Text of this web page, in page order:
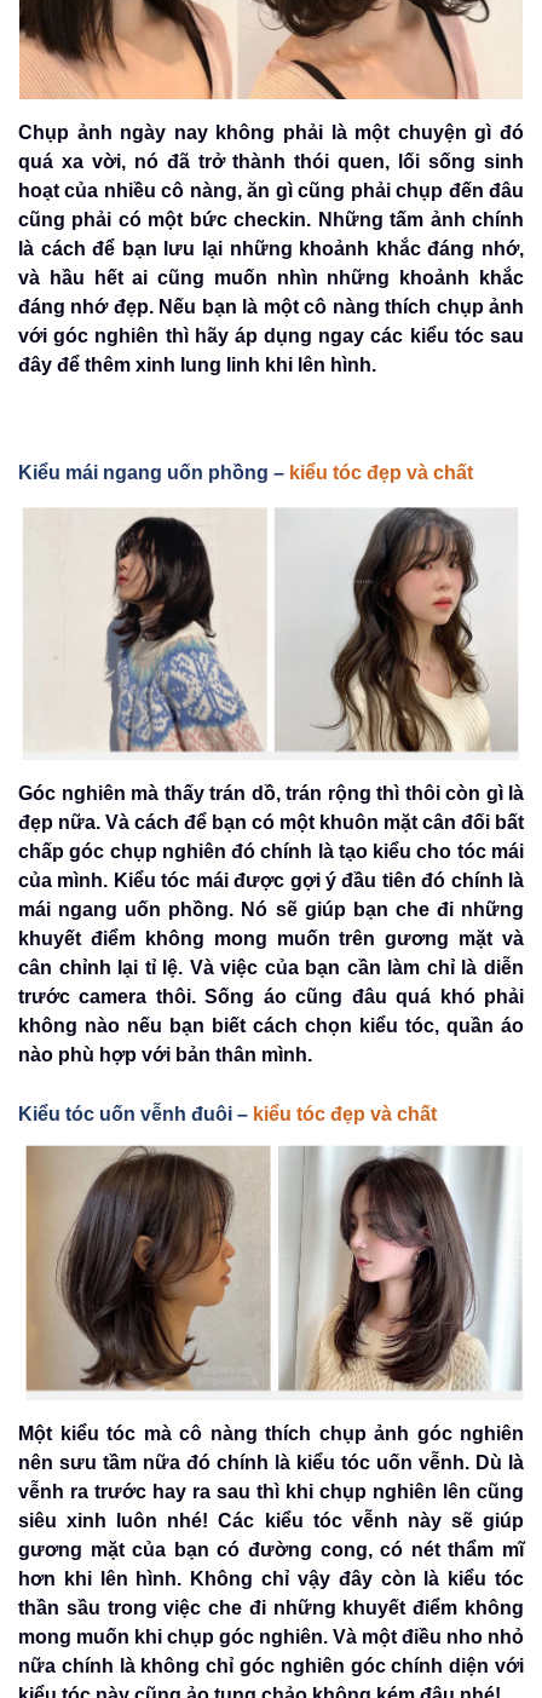
Chụp ảnh ngày nay không phải là một chuyện gì đó
quá xa vời, nó đã trở thành thói quen, lối sống sinh
hoạt của nhiều cô nàng, ăn gì cũng phải chụp đến đâu
cũng phải có một bức checkin. Những tấm ảnh chính
là cách để bạn lưu lại những khoảnh khắc đáng nhớ,
và hầu hết ai cũng muốn nhìn những khoảnh khắc
đáng nhớ đẹp. Nếu bạn là một cô nàng thích chụp ảnh
với góc nghiên thì hãy áp dụng ngay các kiểu tóc sau
đây để thêm xinh lung linh khi lên hình.
Kiểu mái ngang uốn phồng – kiểu tóc đẹp và chất
Góc nghiên mà thấy trán dồ, trán rộng thì thôi còn gì là
đẹp nữa. Và cách để bạn có một khuôn mặt cân đối bất
chấp góc chụp nghiên đó chính là tạo kiểu cho tóc mái
của mình. Kiểu tóc mái được gợi ý đầu tiên đó chính là
mái ngang uốn phồng. Nó sẽ giúp bạn che đi những
khuyết điểm không mong muốn trên gương mặt và
cân chỉnh lại tỉ lệ. Và việc của bạn cần làm chỉ là diễn
trước camera thôi. Sống áo cũng đâu quá khó phải
không nào nếu bạn biết cách chọn kiểu tóc, quần áo
nào phù hợp với bản thân mình.
Kiểu tóc uốn vễnh đuôi – kiểu tóc đẹp và chất
Một kiểu tóc mà cô nàng thích chụp ảnh góc nghiên
nên sưu tầm nữa đó chính là kiểu tóc uốn vễnh. Dù là
vễnh ra trước hay ra sau thì khi chụp nghiên lên cũng
siêu xinh luôn nhé! Các kiểu tóc vễnh này sẽ giúp
gương mặt của bạn có đường cong, có nét thẩm mĩ
hơn khi lên hình. Không chỉ vậy đây còn là kiểu tóc
thần sầu trong việc che đi những khuyết điểm không
mong muốn khi chụp góc nghiên. Và một điều nho nhỏ
nữa chính là không chỉ góc nghiên góc chính diện với